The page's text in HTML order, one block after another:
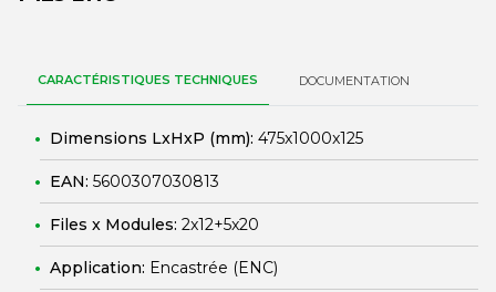
CARACTÉRISTIQUES TECHNIQUES DOCUMENTATION
Dimensions LxHxP (mm): 475x1000x125
EAN: 5600307030813
Files x Modules: 2x12+5x20
Application: Encastrée (ENC)